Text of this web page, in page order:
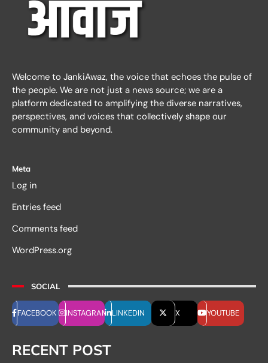
Welcome to JankiAwaz, the voice that echoes the pulse of
the people. We are not just a news source; we are a
platform dedicated to amplifying the diverse narratives,
perspectives, and voices that collectively shape our
community and beyond.
Meta
Log in
Entries feed
Comments feed
WordPress.org
SOCIAL
FACEBOOK INSTAGRAM LINKEDIN X YOUTUBE
RECENT POST